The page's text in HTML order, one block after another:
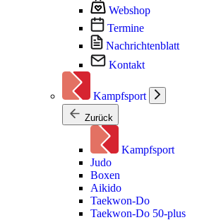
Webshop
Termine
Nachrichtenblatt
Kontakt
Kampfsport
Zurück
Kampfsport
Judo
Boxen
Aikido
Taekwon-Do
Taekwon-Do 50-plus